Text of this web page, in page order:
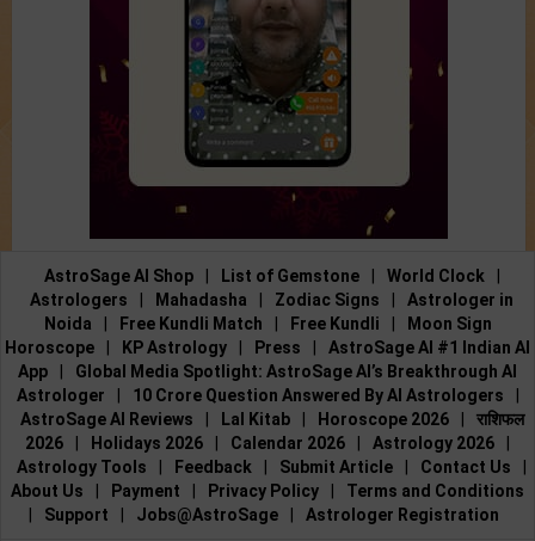
AstroSage AI Shop List of Gemstone World Clock
Astrologers
Mahadasha Zodiac Signs
Astrologer in
Noida
Free Kundli Match Free Kundli
Moon Sign
Horoscope
KP Astrology Press
AstroSage AI #1 Indian AI
App
Global Media Spotlight: AstroSage AI’s Breakthrough AI
Astrologer
10 Crore Question Answered By AI Astrologers
AstroSage AI Reviews
Lal Kitab Horoscope 2026
राशिफल
2026
Holidays 2026 Calendar 2026 Astrology 2026
Astrology Tools
Feedback Submit Article Contact Us
About Us
Payment Privacy Policy
Terms and Conditions
Support Jobs@AstroSage Astrologer Registration